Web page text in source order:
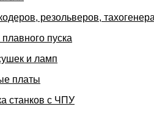
резольверов,
пуска
и ламп
платы
станков с ЧПУ